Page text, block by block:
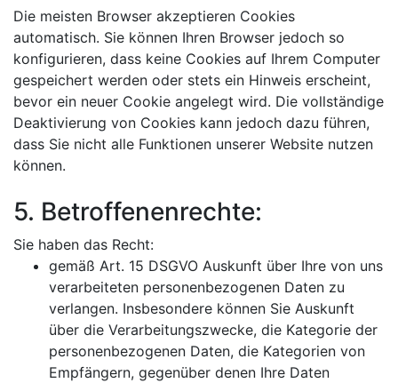
Die meisten Browser akzeptieren Cookies
automatisch. Sie können Ihren Browser jedoch so
konfigurieren, dass keine Cookies auf Ihrem Computer
gespeichert werden oder stets ein Hinweis erscheint,
bevor ein neuer Cookie angelegt wird. Die vollständige
Deaktivierung von Cookies kann jedoch dazu führen,
dass Sie nicht alle Funktionen unserer Website nutzen
können.
5. Betroffenenrechte:
Sie haben das Recht:
gemäß Art. 15 DSGVO Auskunft über Ihre von uns
verarbeiteten personenbezogenen Daten zu
verlangen. Insbesondere können Sie Auskunft
über die Verarbeitungszwecke, die Kategorie der
personenbezogenen Daten, die Kategorien von
Empfängern, gegenüber denen Ihre Daten